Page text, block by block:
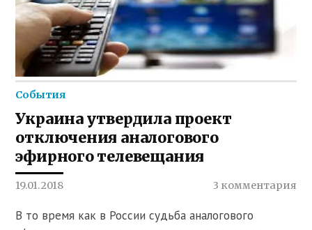
События
Украина утвердила проект
отключения аналогового
эфирного телевещания
19.01.2018 3 комментария
В то время как в России судьба аналогового